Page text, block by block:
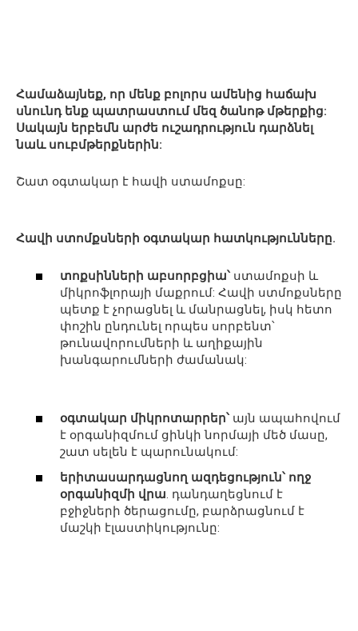
Համաձայնեք, որ մենք բոլորս ամենից հաճախ
սնունդ ենք պատրաստում մեզ ծանոթ մթերքից:
Սակայն երբեմն արժե ուշադրություն դարձնել
նաև սուբմթերքներին:
Շատ օգտակար է հավի ստամոքսը:
Հավի ստոմքսների օգտակար հատկությունները.
տոքսինների աբսորբցիա՝ստամոքսի և
միկրոֆլորայի մաքրում: Հավի ստմոքսները
պետք է չորացնել և մանրացնել, իսկ հետո
փոշին ընդունել որպես սորբենտ՝
թունավորումների և աղիքային
խանգարումների ժամանակ:
օգտակար միկրոտարրեր՝այն ապահովում
է օրգանիզմում ցինկի նորմայի մեծ մասը,
շատ սելեն է պարունակում:
երիտասարդացնող ազդեցություն՝ ողջ
օրգանիզմի վրա . դանդաղեցնում է
բջիջների ծերացումը, բարձրացնում է
մաշկի էլաստիկությունը: